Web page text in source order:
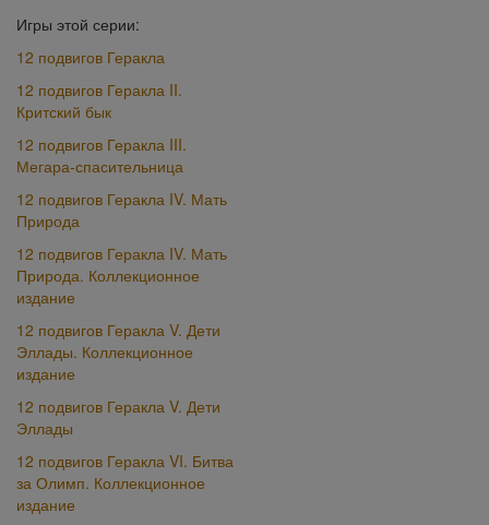
Игры этой серии:
12 подвигов Геракла
12 подвигов Геракла II.
Критский бык
12 подвигов Геракла III.
Мегара-спасительница
12 подвигов Геракла IV. Мать
Природа
12 подвигов Геракла IV. Мать
Природа. Коллекционное
издание
12 подвигов Геракла V. Дети
Эллады. Коллекционное
издание
12 подвигов Геракла V. Дети
Эллады
12 подвигов Геракла VI. Битва
за Олимп. Коллекционное
издание